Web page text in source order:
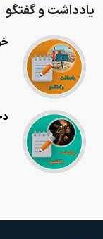
یادداشت و گفتگو